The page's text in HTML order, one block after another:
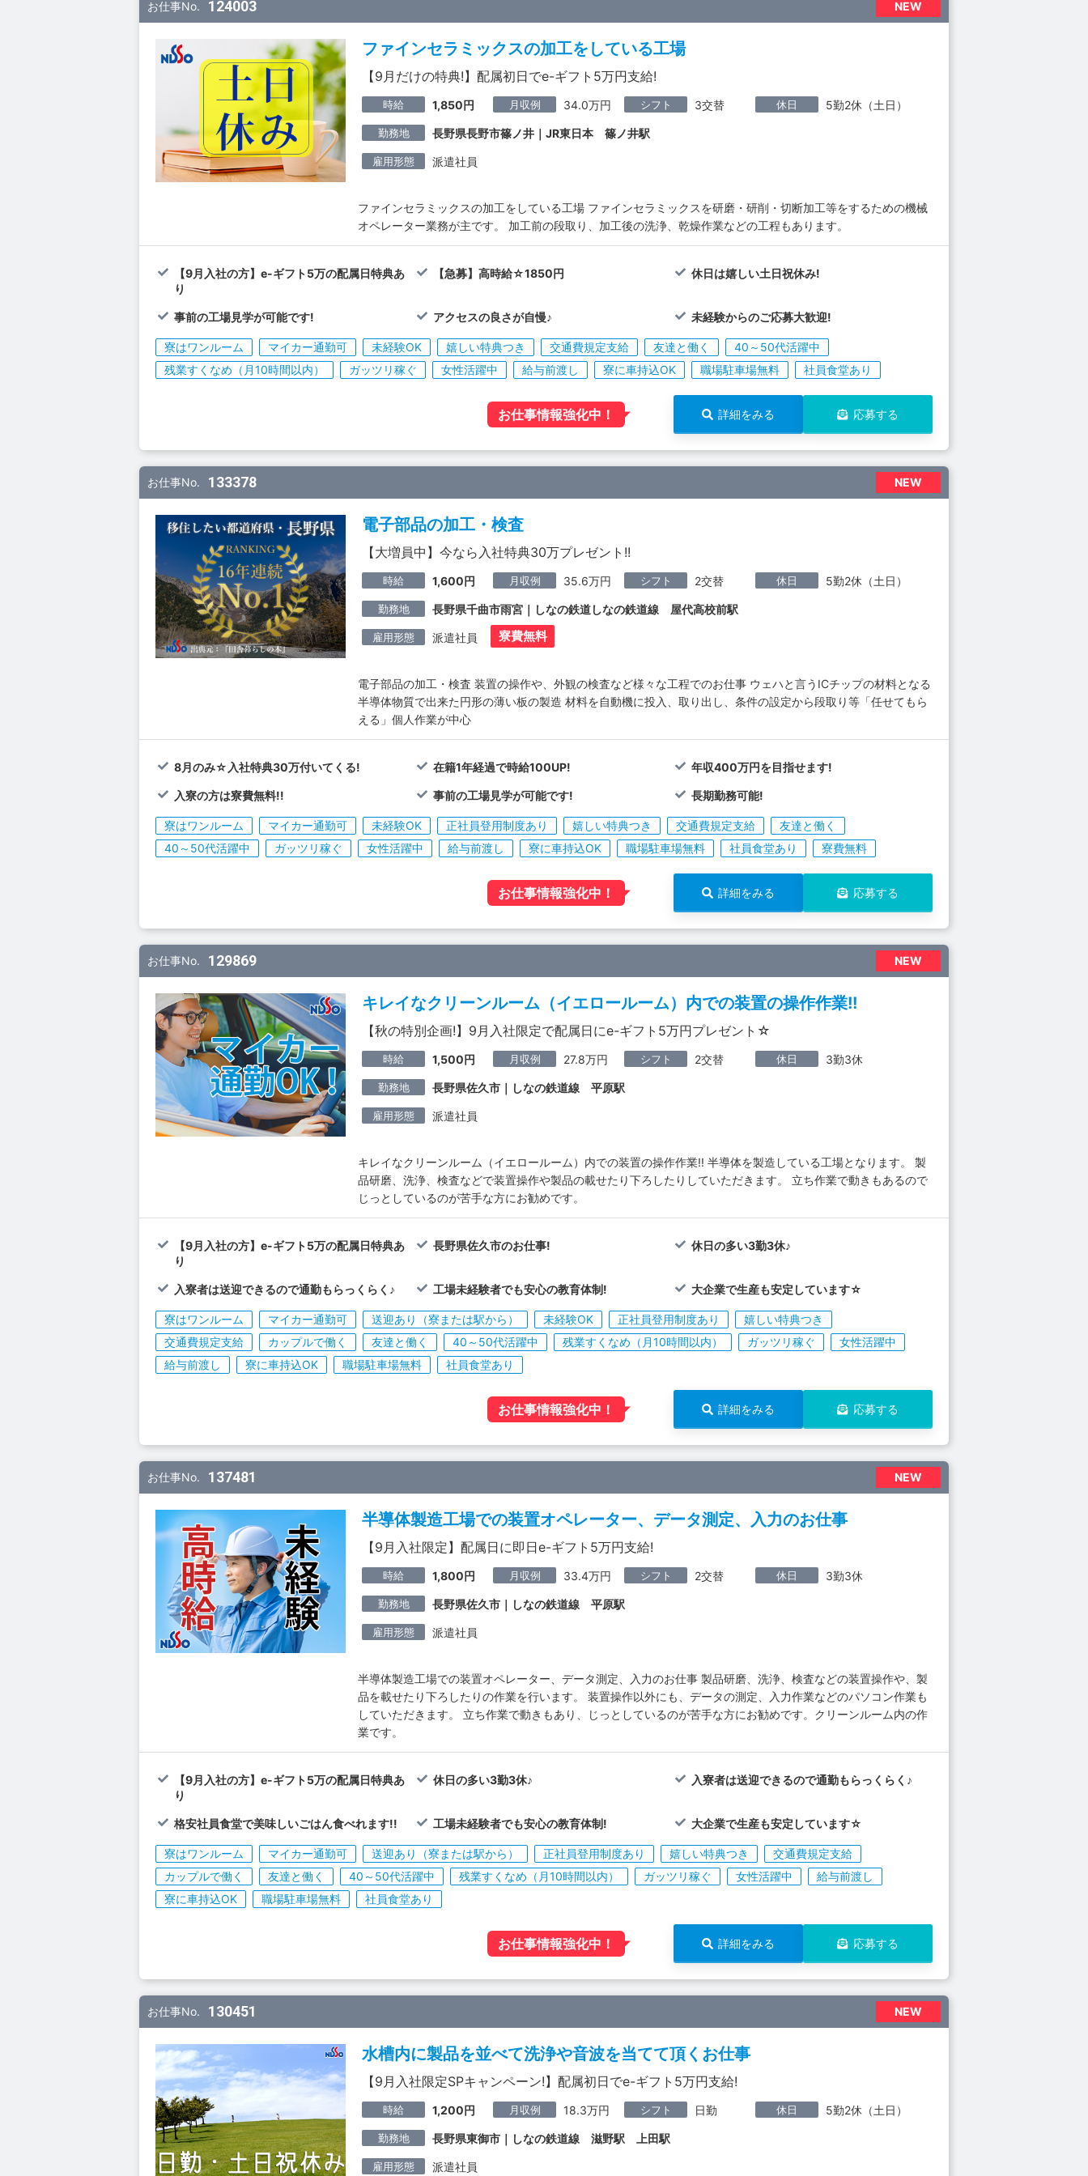
NEW
お仕事No. 124003
ファインセラミックスの加工をしている工場
【9月だけの特典!】配属初日でe-ギフト5万円支給!
時給 1,850円 月収例 34.0万円 シフト 3交替 休日 5勤2休（土日）
勤務地 長野県長野市篠ノ井｜JR東日本 篠ノ井駅
雇用形態 派遣社員
ファインセラミックスの加工をしている工場 ファインセラミックスを研磨・研削・切断加工等をするための機械
オペレーター業務が主です。 加工前の段取り、加工後の洗浄、乾燥作業などの工程もあります。
【9月入社の方】e-ギフト5万の配属日特典あ
り
【急募】高時給☆1850円 休日は嬉しい土日祝休み!
事前の工場見学が可能です! アクセスの良さが自慢♪ 未経験からのご応募大歓迎!
寮はワンルーム マイカー通勤可 未経験OK 嬉しい特典つき 交通費規定支給 友達と働く
40～50代活躍中
残業すくなめ（月10時間以内）
ガッツリ稼ぐ 女性活躍中 給与前渡し 寮に車持込OK 職場駐車場無料 社員食堂あり
お仕事情報強化中！ 詳細をみる 応募する
NEW
お仕事No. 133378
電子部品の加工・検査
【大増員中】今なら入社特典30万プレゼント!!
時給 1,600円 月収例 35.6万円 シフト 2交替 休日 5勤2休（土日）
勤務地 長野県千曲市雨宮｜しなの鉄道しなの鉄道線 屋代高校前駅
雇用形態 派遣社員 寮費無料
電子部品の加工・検査 装置の操作や、外観の検査など様々な工程でのお仕事 ウェハと言うICチップの材料となる
半導体物質で出来た円形の薄い板の製造 材料を自動機に投入、取り出し、条件の設定から段取り等「任せてもら
える」個人作業が中心
8月のみ☆入社特典30万付いてくる! 在籍1年経過で時給100UP! 年収400万円を目指せます!
入寮の方は寮費無料!! 事前の工場見学が可能です! 長期勤務可能!
寮はワンルーム マイカー通勤可 未経験OK 正社員登用制度あり 嬉しい特典つき 交通費規定支給
友達と働く
40～50代活躍中
ガッツリ稼ぐ 女性活躍中 給与前渡し 寮に車持込OK 職場駐車場無料 社員食堂あり 寮費無料
お仕事情報強化中！ 詳細をみる 応募する
NEW
お仕事No. 129869
キレイなクリーンルーム（イエロールーム）内での装置の操作作業!!
【秋の特別企画!】9月入社限定で配属日にe-ギフト5万円プレゼント☆
時給 1,500円 月収例 27.8万円 シフト 2交替 休日 3勤3休
勤務地 長野県佐久市｜しなの鉄道線 平原駅
雇用形態 派遣社員
キレイなクリーンルーム（イエロールーム）内での装置の操作作業!! 半導体を製造している工場となります。 製
品研磨、洗浄、検査などで装置操作や製品の載せたり下ろしたりしていただきます。 立ち作業で動きもあるので
じっとしているのが苦手な方にお勧めです。
【9月入社の方】e-ギフト5万の配属日特典あ
り
長野県佐久市のお仕事! 休日の多い3勤3休♪
入寮者は送迎できるので通勤もらっくらく♪ 工場未経験者でも安心の教育体制! 大企業で生産も安定しています☆
寮はワンルーム マイカー通勤可 送迎あり（寮または駅から） 未経験OK 正社員登用制度あり
嬉しい特典つき
交通費規定支給
カップルで働く 友達と働く 40～50代活躍中 残業すくなめ（月10時間以内） ガッツリ稼ぐ
女性活躍中
給与前渡し
寮に車持込OK 職場駐車場無料 社員食堂あり
お仕事情報強化中！ 詳細をみる 応募する
NEW
お仕事No. 137481
半導体製造工場での装置オペレーター、データ測定、入力のお仕事
【9月入社限定】配属日に即日e-ギフト5万円支給!
時給 1,800円 月収例 33.4万円 シフト 2交替 休日 3勤3休
勤務地 長野県佐久市｜しなの鉄道線 平原駅
雇用形態 派遣社員
半導体製造工場での装置オペレーター、データ測定、入力のお仕事 製品研磨、洗浄、検査などの装置操作や、製
品を載せたり下ろしたりの作業を行います。 装置操作以外にも、データの測定、入力作業などのパソコン作業も
していただきます。 立ち作業で動きもあり、じっとしているのが苦手な方にお勧めです。クリーンルーム内の作
業です。
【9月入社の方】e-ギフト5万の配属日特典あ
り
休日の多い3勤3休♪ 入寮者は送迎できるので通勤もらっくらく♪
格安社員食堂で美味しいごはん食べれます!! 工場未経験者でも安心の教育体制! 大企業で生産も安定しています☆
寮はワンルーム マイカー通勤可 送迎あり（寮または駅から） 正社員登用制度あり 嬉しい特典つき
交通費規定支給
カップルで働く
友達と働く 40～50代活躍中 残業すくなめ（月10時間以内） ガッツリ稼ぐ 女性活躍中
給与前渡し
寮に車持込OK
職場駐車場無料 社員食堂あり
お仕事情報強化中！ 詳細をみる 応募する
NEW
お仕事No. 130451
水槽内に製品を並べて洗浄や音波を当てて頂くお仕事
【9月入社限定SPキャンペーン!】配属初日でe-ギフト5万円支給!
時給 1,200円 月収例 18.3万円 シフト 日勤 休日 5勤2休（土日）
勤務地 長野県東御市｜しなの鉄道線 滋野駅 上田駅
雇用形態 派遣社員